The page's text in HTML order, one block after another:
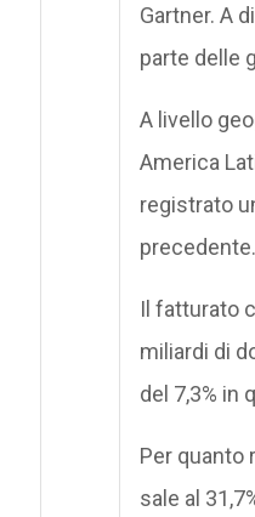
Gartner. A
parte delle
A livello
America
registrato
precedente.
Il fatturato
miliardi di
del 7,3% in
Per quanto
sale al